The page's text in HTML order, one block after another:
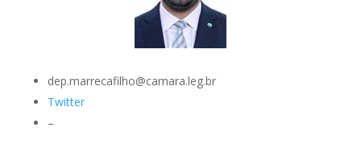
dep.marrecafilho@camara.leg.br
Twitter
–